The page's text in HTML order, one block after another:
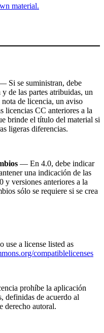
material.
Si se suministran, debe
de las partes atribuidas, un
nota de licencia, un aviso
licencias CC anteriores a la
brinde el título del material si
ligeras diferencias.
— En 4.0, debe indicar
una indicación de las
y versiones anteriores a la
sólo se requiere si se crea
use a license listed as
compatiblelicenses
prohíbe la aplicación
definidas de acuerdo al
derecho autoral.